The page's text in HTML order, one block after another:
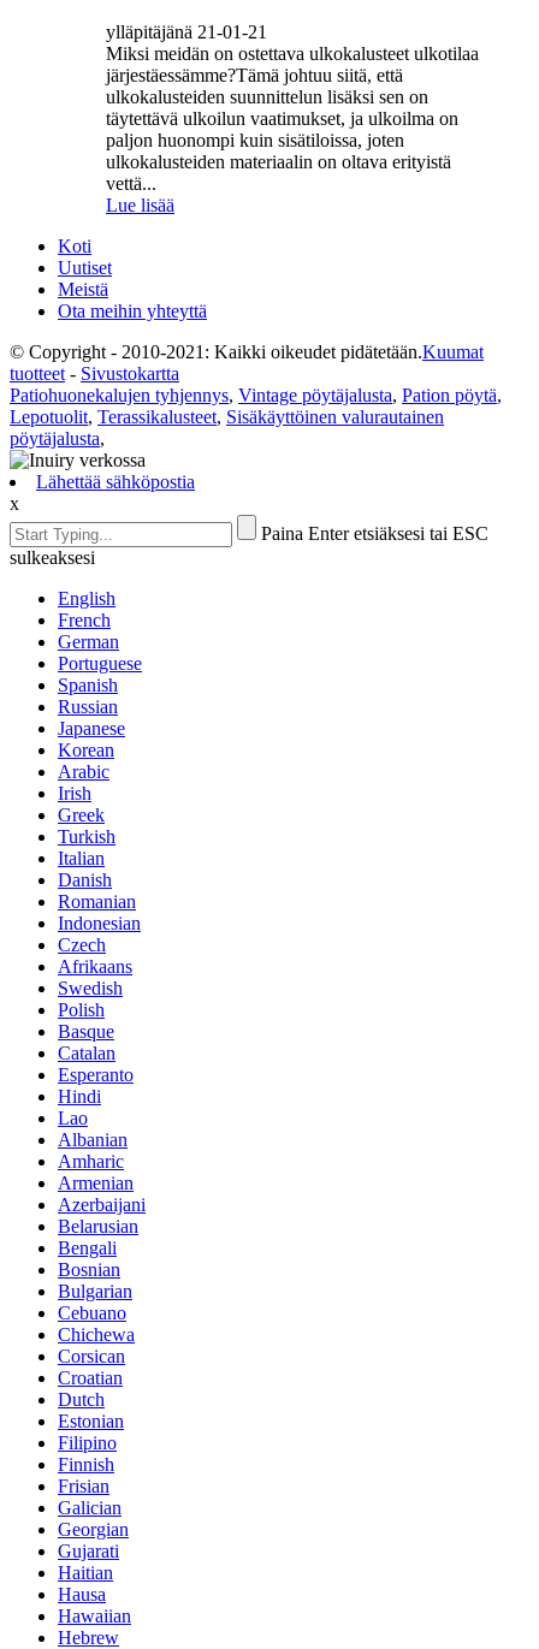
ylläpitäjänä 21-01-21
Miksi meidän on ostettava ulkokalusteet ulkotilaa
järjestäessämme?Tämä johtuu siitä, että
ulkokalusteiden suunnittelun lisäksi sen on
täytettävä ulkoilun vaatimukset, ja ulkoilma on
paljon huonompi kuin sisätiloissa, joten
ulkokalusteiden materiaalin on oltava erityistä
vettä...
Lue lisää
Koti
Uutiset
Meistä
Ota meihin yhteyttä
© Copyright - 2010-2021: Kaikki oikeudet pidätetään.Kuumat
tuotteet- Sivustokartta
Patiohuonekalujen tyhjennys, Vintage pöytäjalusta, Pation pöytä,
Lepotuolit, Terassikalusteet, Sisäkäyttöinen valurautainen
pöytäjalusta,
Lähettää sähköpostia
x
Paina Enter etsiäksesi tai ESC
sulkeaksesi
English
French
German
Portuguese
Spanish
Russian
Japanese
Korean
Arabic
Irish
Greek
Turkish
Italian
Danish
Romanian
Indonesian
Czech
Afrikaans
Swedish
Polish
Basque
Catalan
Esperanto
Hindi
Lao
Albanian
Amharic
Armenian
Azerbaijani
Belarusian
Bengali
Bosnian
Bulgarian
Cebuano
Chichewa
Corsican
Croatian
Dutch
Estonian
Filipino
Finnish
Frisian
Galician
Georgian
Gujarati
Haitian
Hausa
Hawaiian
Hebrew